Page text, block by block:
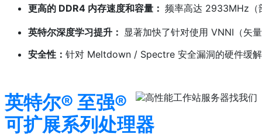
更高的 DDR4 内存速度和容量： 频率高达 2933MHz（
英特尔深度学习提升： 显著加快了针对使用 VNNI（矢
安全性： 针对 Meltdown / Spectre 安全漏洞的硬件缓
英特尔® 至强®
可扩展系列处理器